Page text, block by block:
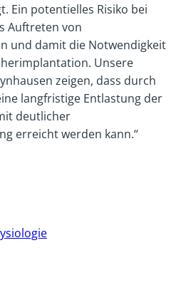
Ein potentielles Risiko bei
Auftreten von
und damit die Notwendigkeit
Unsere
zeigen, dass durch
langfristige Entlastung der
deutlicher
erreicht werden kann.“